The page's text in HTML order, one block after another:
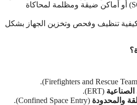
في متاهات (SCBA Maze) أو أماكن ضيقة ومظلمة لمحاكاة
تنظيف وفحص وتخزين الجهاز بشكل
(ERT).
والمحدودة (Confined Space Entry).